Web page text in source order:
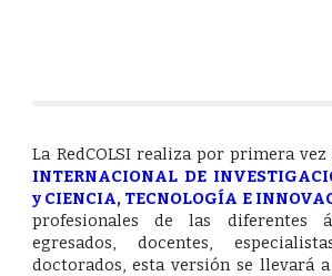
La RedCOLSI realiza por primera vez
INTERNACIONAL DE
y CIENCIA, TECNOLOGÍA E
profesionales de las diferentes
egresados, docentes,
doctorados, esta versión se llevará